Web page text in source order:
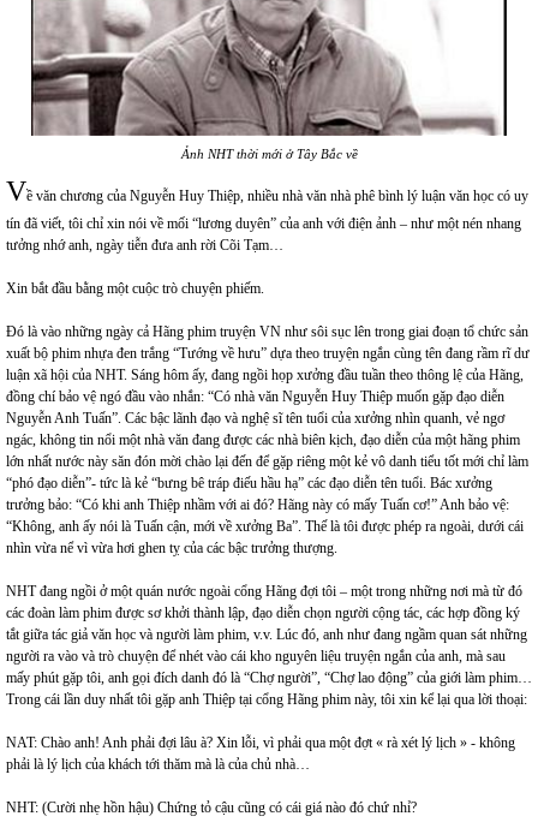
Ảnh NHT thời mới ở Tây Bắc về
Về văn chương của Nguyễn Huy Thiệp, nhiều nhà văn nhà phê bình lý luận văn học có uy
tín đã viết, tôi chỉ xin nói về mối “lương duyên” của anh với điện ảnh – như một nén nhang
tưởng nhớ anh, ngày tiễn đưa anh rời Cõi Tạm…
Xin bắt đầu bằng một cuộc trò chuyện phiếm.
Đó là vào những ngày cả Hãng phim truyện VN như sôi sục lên trong giai đoạn tổ chức sản
xuất bộ phim nhựa đen trắng “Tướng về hưu” dựa theo truyện ngắn cùng tên đang rầm rĩ dư
luận xã hội của NHT. Sáng hôm ấy, đang ngồi họp xưởng đầu tuần theo thông lệ của Hãng,
đồng chí bảo vệ ngó đầu vào nhắn: “Có nhà văn Nguyễn Huy Thiệp muốn gặp đạo diễn
Nguyễn Anh Tuấn”. Các bậc lãnh đạo và nghệ sĩ tên tuổi của xưởng nhìn quanh, vẻ ngơ
ngác, không tin nổi một nhà văn đang được các nhà biên kịch, đạo diễn của một hãng phim
lớn nhất nước này săn đón mời chào lại đến để gặp riêng một kẻ vô danh tiểu tốt mới chỉ làm
“phó đạo diễn”- tức là kẻ “bưng bê tráp điếu hầu hạ” các đạo diễn tên tuổi. Bác xưởng
trưởng bảo: “Có khi anh Thiệp nhầm với ai đó? Hãng này có mấy Tuấn cơ!” Anh bảo vệ:
“Không, anh ấy nói là Tuấn cận, mới về xưởng Ba”. Thế là tôi được phép ra ngoài, dưới cái
nhìn vừa nể vì vừa hơi ghen tỵ của các bậc trưởng thượng.
NHT đang ngồi ở một quán nước ngoài cổng Hãng đợi tôi – một trong những nơi mà từ đó
các đoàn làm phim được sơ khởi thành lập, đạo diễn chọn người cộng tác, các hợp đồng ký
tắt giữa tác giả văn học và người làm phim, v.v. Lúc đó, anh như đang ngầm quan sát những
người ra vào và trò chuyện để nhét vào cái kho nguyên liệu truyện ngắn của anh, mà sau
mấy phút gặp tôi, anh gọi đích danh đó là “Chợ người”, “Chợ lao động” của giới làm phim…
Trong cái lần duy nhất tôi gặp anh Thiệp tại cổng Hãng phim này, tôi xin kể lại qua lời thoại:
NAT: Chào anh! Anh phải đợi lâu à? Xin lỗi, vì phải qua một đợt « rà xét lý lịch » - không
phải là lý lịch của khách tới thăm mà là của chủ nhà…
NHT: (Cười nhẹ hồn hậu) Chứng tỏ cậu cũng có cái giá nào đó chứ nhỉ?